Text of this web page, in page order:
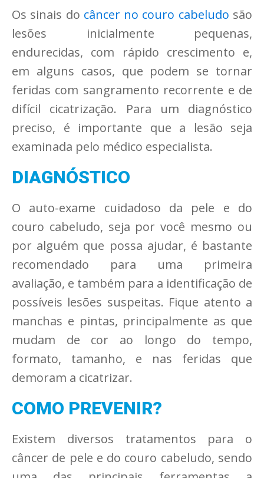
Os sinais do câncer no couro cabeludo são
lesões inicialmente pequenas,
endurecidas, com rápido crescimento e,
em alguns casos, que podem se tornar
feridas com sangramento recorrente e de
difícil cicatrização. Para um diagnóstico
preciso, é importante que a lesão seja
examinada pelo médico especialista.
DIAGNÓSTICO
O auto-exame cuidadoso da pele e do
couro cabeludo, seja por você mesmo ou
por alguém que possa ajudar, é bastante
recomendado para uma primeira
avaliação, e também para a identificação de
possíveis lesões suspeitas. Fique atento a
manchas e pintas, principalmente as que
mudam de cor ao longo do tempo,
formato, tamanho, e nas feridas que
demoram a cicatrizar.
COMO PREVENIR?
Existem diversos tratamentos para o
câncer de pele e do couro cabeludo, sendo